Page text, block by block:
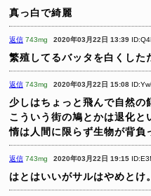
真っ白で綺麗
返信 743mg 2020年03月22日 13:39
繁殖してるバッタを白くした
返信 743mg 2020年03月22日 15:08
少しはちょっと飛んで自然の
こういう街の鳩とかは退化
惰は人間に限らず生物が背負
返信 743mg 2020年03月22日 19:15
はとはいいがサルはやめとけ